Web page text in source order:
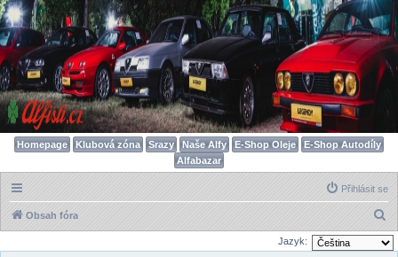
Homepage Klubová zóna Srazy Naše Alfy E-Shop Oleje
E-Shop Autodíly
Alfabazar
Přihlásit se
Obsah fóra
l
Jazyk: